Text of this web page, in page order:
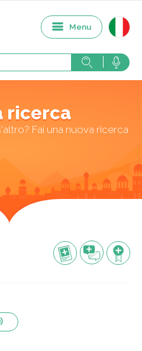
Menu
ricerca
Fai una nuova ricerca